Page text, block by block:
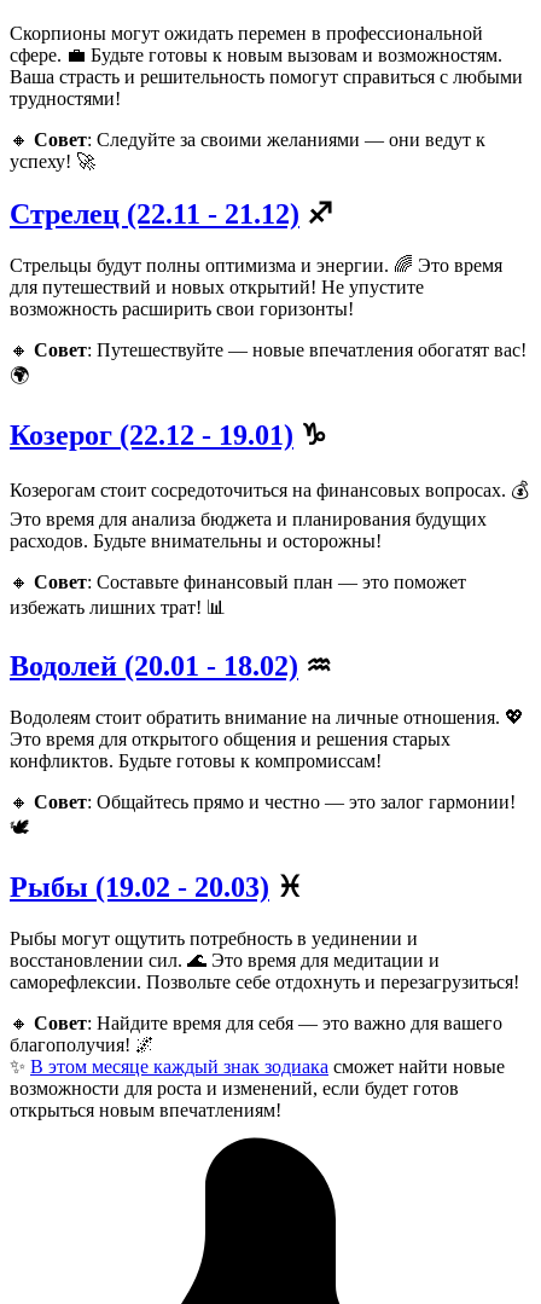
Скорпионы могут ожидать перемен в профессиональной
сфере. 💼 Будьте готовы к новым вызовам и возможностям.
Ваша страсть и решительность помогут справиться с любыми
трудностями!
🔸 Совет: Следуйте за своими желаниями — они ведут к
успеху! 🚀
Стрелец (22.11 - 21.12) ♐
Стрельцы будут полны оптимизма и энергии. 🌈 Это время
для путешествий и новых открытий! Не упустите
возможность расширить свои горизонты!
🔸 Совет: Путешествуйте — новые впечатления обогатят вас!
🌍
Козерог (22.12 - 19.01) ♑
Козерогам стоит сосредоточиться на финансовых вопросах. 💰
Это время для анализа бюджета и планирования будущих
расходов. Будьте внимательны и осторожны!
🔸 Совет: Составьте финансовый план — это поможет
избежать лишних трат! 📊
Водолей (20.01 - 18.02) ♒
Водолеям стоит обратить внимание на личные отношения. 💖
Это время для открытого общения и решения старых
конфликтов. Будьте готовы к компромиссам!
🔸 Совет: Общайтесь прямо и честно — это залог гармонии!
🕊️
Рыбы (19.02 - 20.03) ♓
Рыбы могут ощутить потребность в уединении и
восстановлении сил. 🌊 Это время для медитации и
саморефлексии. Позвольте себе отдохнуть и перезагрузиться!
🔸 Совет: Найдите время для себя — это важно для вашего
благополучия! 🌌
✨ В этом месяце каждый знак зодиака сможет найти новые
возможности для роста и изменений, если будет готов
открыться новым впечатлениям!